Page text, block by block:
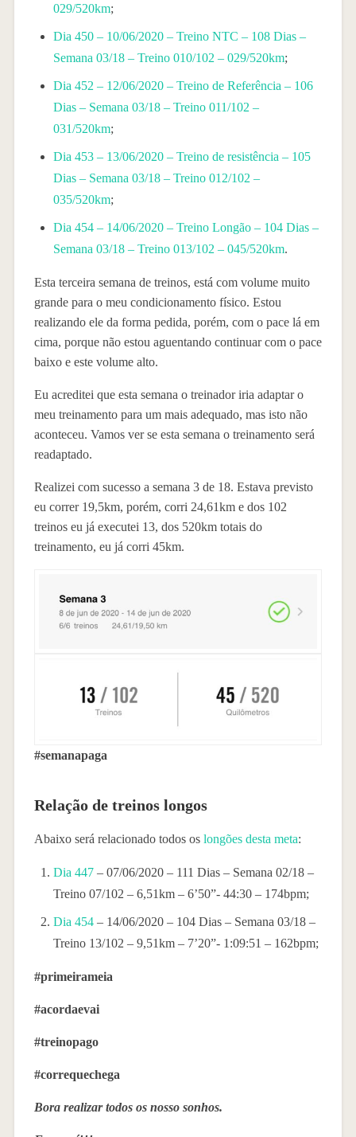
029/520km;
Dia 450 – 10/06/2020 – Treino NTC – 108 Dias –
Semana 03/18 – Treino 010/102 – 029/520km;
Dia 452 – 12/06/2020 – Treino de Referência – 106
Dias – Semana 03/18 – Treino 011/102 –
031/520km;
Dia 453 – 13/06/2020 – Treino de resistência – 105
Dias – Semana 03/18 – Treino 012/102 –
035/520km;
Dia 454 – 14/06/2020 – Treino Longão – 104 Dias –
Semana 03/18 – Treino 013/102 – 045/520km.
Esta terceira semana de treinos, está com volume muito
grande para o meu condicionamento físico. Estou
realizando ele da forma pedida, porém, com o pace lá em
cima, porque não estou aguentando continuar com o pace
baixo e este volume alto.
Eu acreditei que esta semana o treinador iria adaptar o
meu treinamento para um mais adequado, mas isto não
aconteceu. Vamos ver se esta semana o treinamento será
readaptado.
Realizei com sucesso a semana 3 de 18. Estava previsto
eu correr 19,5km, porém, corri 24,61km e dos 102
treinos eu já executei 13, dos 520km totais do
treinamento, eu já corri 45km.
#semanapaga
Relação de treinos longos
Abaixo será relacionado todos os longões desta meta:
Dia 447– 07/06/2020 – 111 Dias – Semana 02/18 –
Treino 07/102 – 6,51km – 6’50”- 44:30 – 174bpm;
Dia 454– 14/06/2020 – 104 Dias – Semana 03/18 –
Treino 13/102 – 9,51km – 7’20”- 1:09:51 – 162bpm;
#primeirameia
#acordaevai
#treinopago
#correquechega
Bora realizar todos os nosso sonhos.